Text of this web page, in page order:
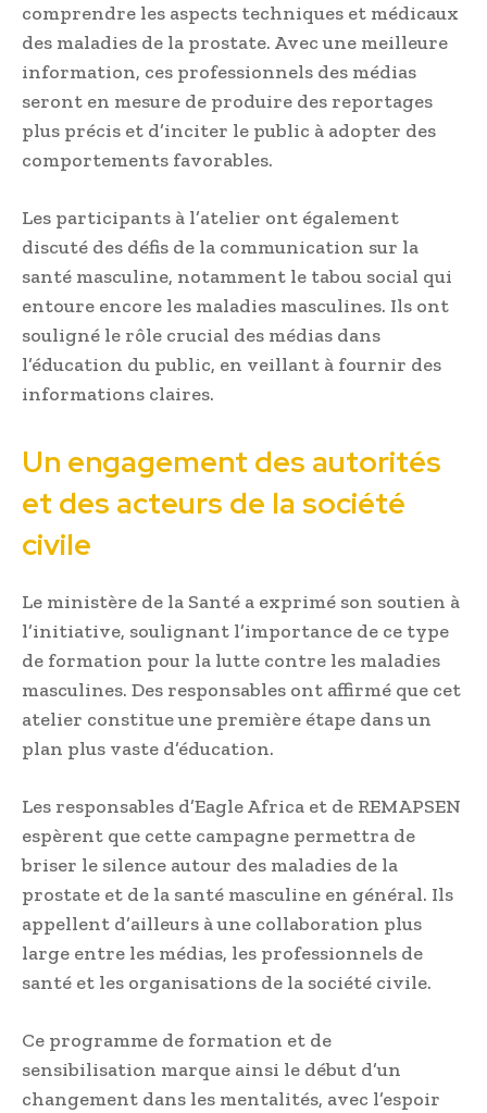
comprendre les aspects techniques et médicaux
des maladies de la prostate. Avec une meilleure
information, ces professionnels des médias
seront en mesure de produire des reportages
plus précis et d’inciter le public à adopter des
comportements favorables.
Les participants à l’atelier ont également
discuté des défis de la communication sur la
santé masculine, notamment le tabou social qui
entoure encore les maladies masculines. Ils ont
souligné le rôle crucial des médias dans
l’éducation du public, en veillant à fournir des
informations claires.
Un engagement des autorités
et des acteurs de la société
civile
Le ministère de la Santé a exprimé son soutien à
l’initiative, soulignant l’importance de ce type
de formation pour la lutte contre les maladies
masculines. Des responsables ont affirmé que cet
atelier constitue une première étape dans un
plan plus vaste d’éducation.
Les responsables d’Eagle Africa et de REMAPSEN
espèrent que cette campagne permettra de
briser le silence autour des maladies de la
prostate et de la santé masculine en général. Ils
appellent d’ailleurs à une collaboration plus
large entre les médias, les professionnels de
santé et les organisations de la société civile.
Ce programme de formation et de
sensibilisation marque ainsi le début d’un
changement dans les mentalités, avec l’espoir